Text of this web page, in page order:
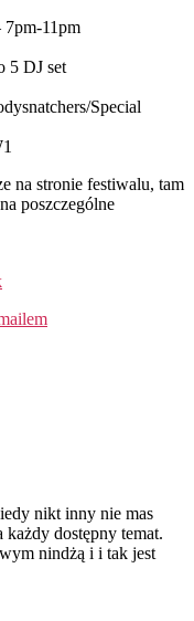
11pm
5 DJ set
Special
na stronie festiwalu, tam
poszczególne
nikt inny nie mas
każdy dostępny temat.
nindżą i i tak jest